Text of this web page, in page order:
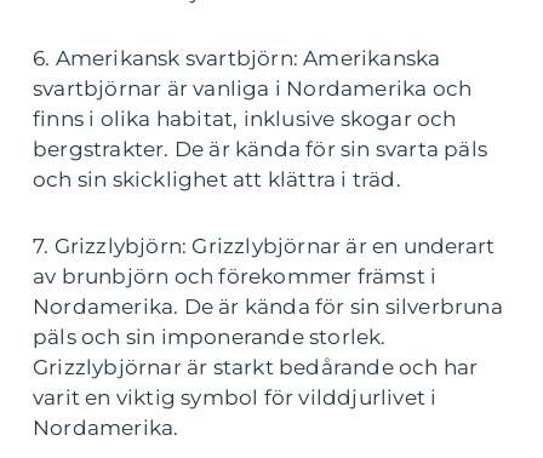
6. Amerikansk svartbjörn: Amerikanska
svartbjörnar är vanliga i Nordamerika och
finns i olika habitat, inklusive skogar och
bergstrakter. De är kända för sin svarta päls
och sin skicklighet att klättra i träd.
7. Grizzlybjörn: Grizzlybjörnar är en underart
av brunbjörn och förekommer främst i
Nordamerika. De är kända för sin silverbruna
päls och sin imponerande storlek.
Grizzlybjörnar är starkt bedårande och har
varit en viktig symbol för vilddjurlivet i
Nordamerika.